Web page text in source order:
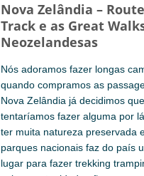
Nova Zelândia –
Track e as Great
Neozelandesas
Nós adoramos fazer longas
quando compramos as
Nova Zelândia já decidimos que
tentaríamos fazer alguma por
ter muita natureza preservada
parques nacionais faz do país
lugar para fazer trekking